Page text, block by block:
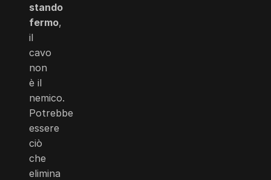
stando
fermo,
il
cavo
non
è il
nemico.
Potrebbe
essere
ciò
che
elimina